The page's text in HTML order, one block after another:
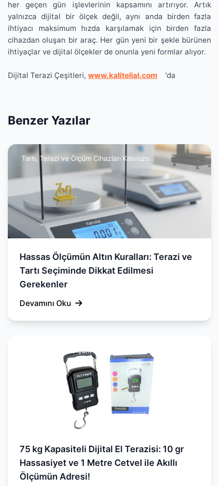
her geçen gün işlevlerinin kapsamını artırıyor. Artık
yalnızca dijital bir ölçek değil, aynı anda birden fazla
ihtiyacı maksimum hızda karşılamak için birden fazla
cihazdan oluşan bir araç. Her gün yeni bir şekle bürünen
ihtiyaçlar ve dijital ölçekler de onunla yeni formlar alıyor.
Dijital Terazi Çeşitleri, www.kalitelial.com 'da
Benzer Yazılar
Tartı, Terazi ve Ölçüm Cihazları Kılavuzu
Hassas Ölçümün Altın Kuralları: Terazi ve
Tartı Seçiminde Dikkat Edilmesi
Gerekenler
Devamını Oku
Tartı, Terazi ve Ölçüm Cihazları Kılavuzu
75 kg Kapasiteli Dijital El Terazisi: 10 gr
Hassasiyet ve 1 Metre Cetvel ile Akıllı
Ölçümün Adresi!